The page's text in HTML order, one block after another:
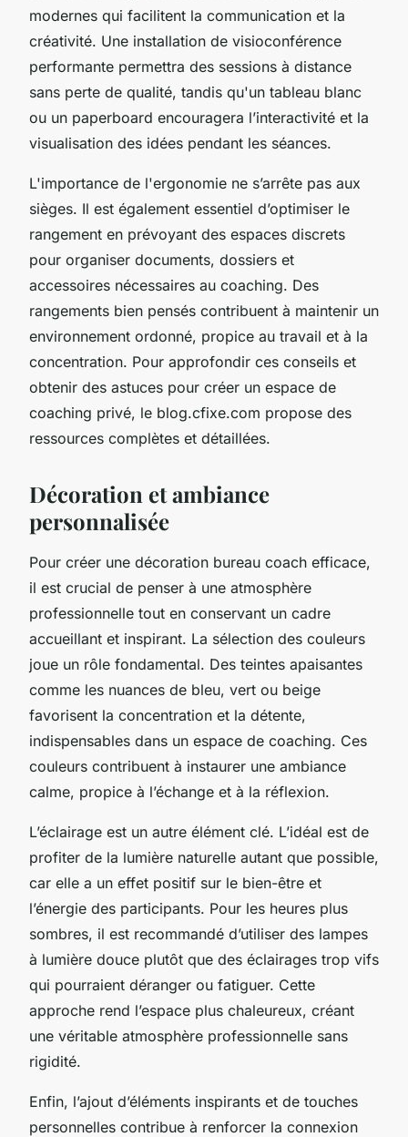
modernes qui facilitent la communication et la
créativité. Une installation de visioconférence
performante permettra des sessions à distance
sans perte de qualité, tandis qu'un tableau blanc
ou un paperboard encouragera l’interactivité et la
visualisation des idées pendant les séances.
L'importance de l'ergonomie ne s’arrête pas aux
sièges. Il est également essentiel d’optimiser le
rangement en prévoyant des espaces discrets
pour organiser documents, dossiers et
accessoires nécessaires au coaching. Des
rangements bien pensés contribuent à maintenir un
environnement ordonné, propice au travail et à la
concentration. Pour approfondir ces conseils et
obtenir des astuces pour créer un espace de
coaching privé, le blog.cfixe.com propose des
ressources complètes et détaillées.
Décoration et ambiance
personnalisée
Pour créer une décoration bureau coach efficace,
il est crucial de penser à une atmosphère
professionnelle tout en conservant un cadre
accueillant et inspirant. La sélection des couleurs
joue un rôle fondamental. Des teintes apaisantes
comme les nuances de bleu, vert ou beige
favorisent la concentration et la détente,
indispensables dans un espace de coaching. Ces
couleurs contribuent à instaurer une ambiance
calme, propice à l’échange et à la réflexion.
L’éclairage est un autre élément clé. L’idéal est de
profiter de la lumière naturelle autant que possible,
car elle a un effet positif sur le bien-être et
l’énergie des participants. Pour les heures plus
sombres, il est recommandé d’utiliser des lampes
à lumière douce plutôt que des éclairages trop vifs
qui pourraient déranger ou fatiguer. Cette
approche rend l’espace plus chaleureux, créant
une véritable atmosphère professionnelle sans
rigidité.
Enfin, l’ajout d’éléments inspirants et de touches
personnelles contribue à renforcer la connexion